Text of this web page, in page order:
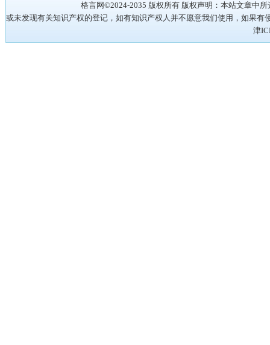
格言网©2024-2035 版权所有 版权声明：本站文章中
或未发现有关知识产权的登记，如有知识产权人并不愿意我们使用，如果有
津